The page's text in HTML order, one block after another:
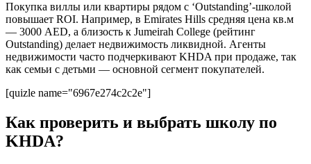
Покупка виллы или квартиры рядом с ‘Outstanding’-школой
повышает ROI. Например, в Emirates Hills средняя цена кв.м
— 3000 AED, а близость к Jumeirah College (рейтинг
Outstanding) делает недвижимость ликвидной. Агенты
недвижимости часто подчеркивают KHDA при продаже, так
как семьи с детьми — основной сегмент покупателей.
[quizle name="6967e274c2c2e"]
Как проверить и выбрать школу по
KHDA?